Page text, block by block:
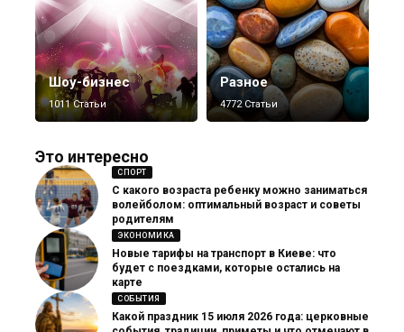
Шоу-бизнес
1011 Статьи
Разное
4772 Статьи
Это интересно
СПОРТ
С какого возраста ребенку можно заниматься
волейболом: оптимальный возраст и советы
родителям
ЭКОНОМИКА
Новые тарифы на транспорт в Киеве: что
будет с поездками, которые остались на
карте
СОБЫТИЯ
Какой праздник 15 июля 2026 года: церковные